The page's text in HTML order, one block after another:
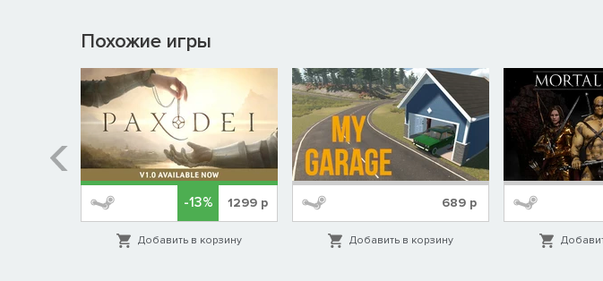
Старость — не радость! Почувствуйте себя фарфоровой куклой, которая может
малейшего прикосновения.
Похожие игры
-13% 1299 р
Добавить в корзину
689 р
Добавить в корзину